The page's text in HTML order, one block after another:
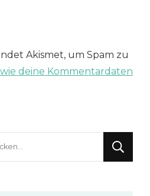
Akismet, um Spam zu
deine Kommentardaten